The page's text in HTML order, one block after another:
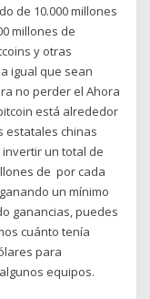
de 10.000 millones
millones de
y otras
igual que sean
no perder el Ahora
está alrededor
estatales chinas
un total de
de por cada
un mínimo
ganancias, puedes
cuánto tenía
para
equipos.